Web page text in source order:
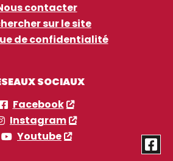
contacter
sur le site
de confidentialité
SOCIAUX
Facebook
Instagram
Youtube